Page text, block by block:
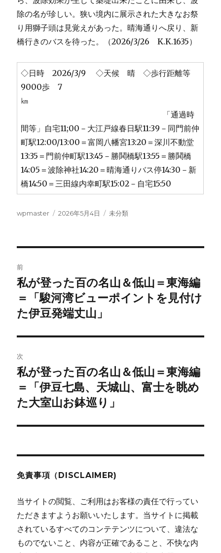
除の名が珍しい。狭い境内に展示された大きなお祭
り用獅子頭は見覚えがあった。晴海通りへ戻り、新
橋行きのバスを待った。（2026/3/26 K.K.1635）
◇日時 2026/3/9 ◇天候 晴 ◇歩行距離等
9000歩 7
㎞
「通過時
間等」自宅11;00－大江戸線春日駅11:39－同門前仲
町駅12:00/13:00＝富岡八幡宮13:20＝深川不動堂
13:35＝門前仲町駅13:45－勝鬨橋駅13:55＝勝鬨橋
14:05＝波除神社14:20＝晴海通りバス停14:30－新
橋14:50＝三田線内幸町駅15:02－自宅15:50
投
wpmaster
投
2026年5月4日
カ
未分類
稿
ナ
ビ
ゲ
ー
シ
ョ
ン
前
前
の
投
私が登った百の名山＆低山＝東海編
＝「駿河湾ビューポイントを見付け
た伊豆発端丈山」
次
次
の
投
私が登った百の名山＆低山＝東海編
＝「伊豆七島、天城山、富士を眺め
た大室山お鉢巡り」
免責事項（DISCLAIMER)
当サイトの閲覧、ご利用はお客様の責任で行ってい
ただきますようお願いいたします。当サイトに掲載
されているすべてのコンテテンツについて、違法な
ものでないこと、内容が正確であること、不快な内